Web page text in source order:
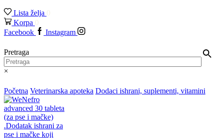
Lista želja 0
Korpa 0
Facebook
Instagram
Pretraga
×
Početna Veterinarska apoteka Dodaci ishrani, suplementi, vitamini